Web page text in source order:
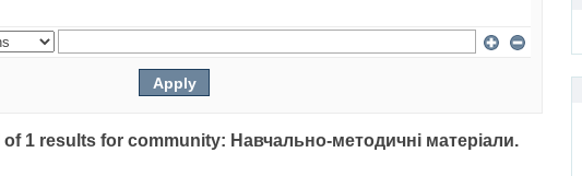
1 results for community: Навчально-методичні матеріали.